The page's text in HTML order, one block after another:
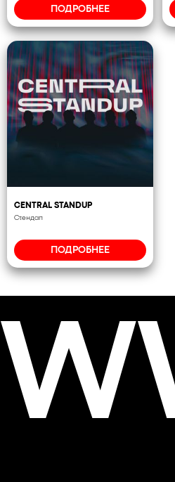
ПОДРОБНЕЕ
CENTRAL STANDUP
Стендап
ПОДРОБНЕЕ